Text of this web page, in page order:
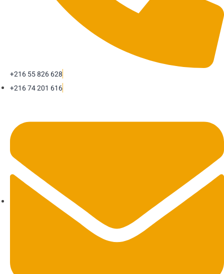
+216 55 826 628
+216 74 201 616